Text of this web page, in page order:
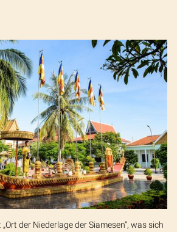
der Niederlage der Siamesen“, was sich